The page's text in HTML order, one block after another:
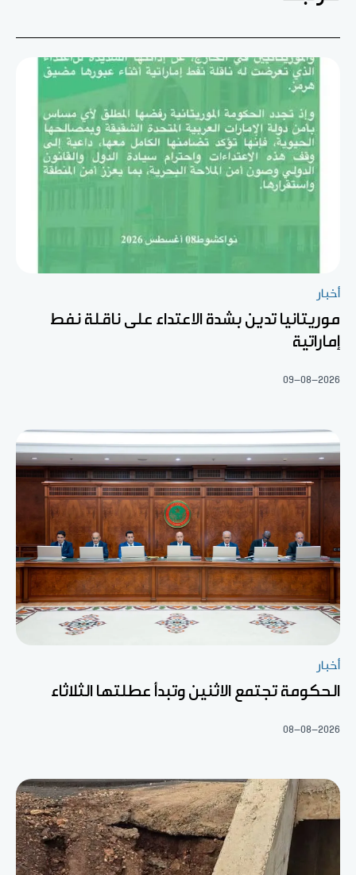
أخبار
موريتانيا تدين بشدة الاعتداء على ناقلة نفط
إماراتية
09-08-2026
أخبار
الحكومة تجتمع الاثنين وتبدأ عطلتها الثلاثاء
08-08-2026